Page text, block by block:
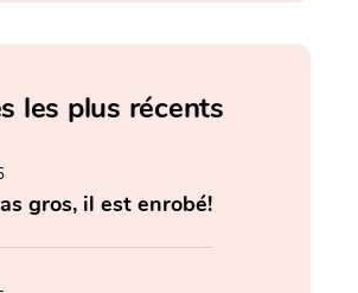
les plus récents
gros, il est enrobé!